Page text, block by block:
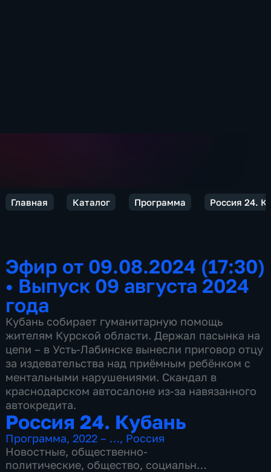
Главная Каталог Программа Россия 24.
Эфир от 09.08.2024 (17:30)
• Выпуск 09 августа 2024
года
Кубань собирает гуманитарную помощь
жителям Курской области. Держал пасынка на
цепи – в Усть-Лабинске вынесли приговор отцу
за издевательства над приёмным ребёнком с
ментальными нарушениями. Скандал в
краснодарском автосалоне из-за навязанного
автокредита.
Россия 24. Кубань
Программа,2022 – …, Россия
Новостные, общественно-
политические, общество, социально-